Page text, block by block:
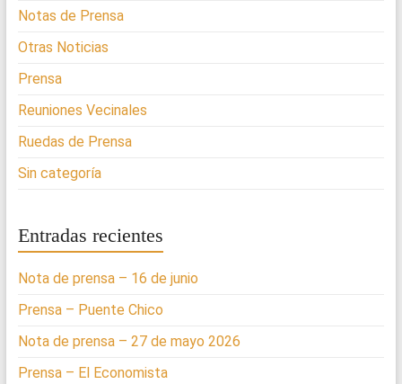
Notas de Prensa
Otras Noticias
Prensa
Reuniones Vecinales
Ruedas de Prensa
Sin categoría
Entradas recientes
Nota de prensa – 16 de junio
Prensa – Puente Chico
Nota de prensa – 27 de mayo 2026
Prensa – El Economista